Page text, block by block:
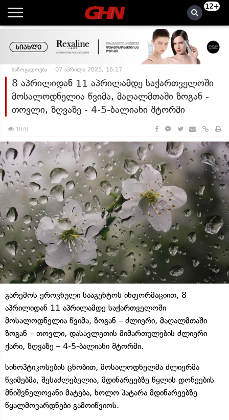
12+
საზოგადოება 07 აპრილი 2025, 16:17
8 აპრილიდან 11 აპრილამდე საქართველოში
მოსალოდნელია წვიმა, მაღალმთაში ზოგან -
თოვლი, ზღვაზე - 4-5-ბალიანი შტორმი
1070
გარემოს ეროვნული სააგენტოს ინფორმაციით, 8
აპრილიდან 11 აპრილამდე საქართველოში
მოსალოდნელია წვიმა, ზოგან – ძლიერი, მაღალმთაში
ზოგან – თოვლი, დასავლეთის მიმართულების ძლიერი
ქარი, ზღვაზე – 4-5-ბალიანი შტორმი.
სინოპტიკოსების ცნობით, მოსალოდნელმა ძლიერმა
წვიმებმა, შესაძლებელია, მდინარეებზე წყლის დონეების
მნიშვნელოვანი მატება, ხოლო პატარა მდინარეებზე
წყალმოვარდნები გამოიწვიოს.